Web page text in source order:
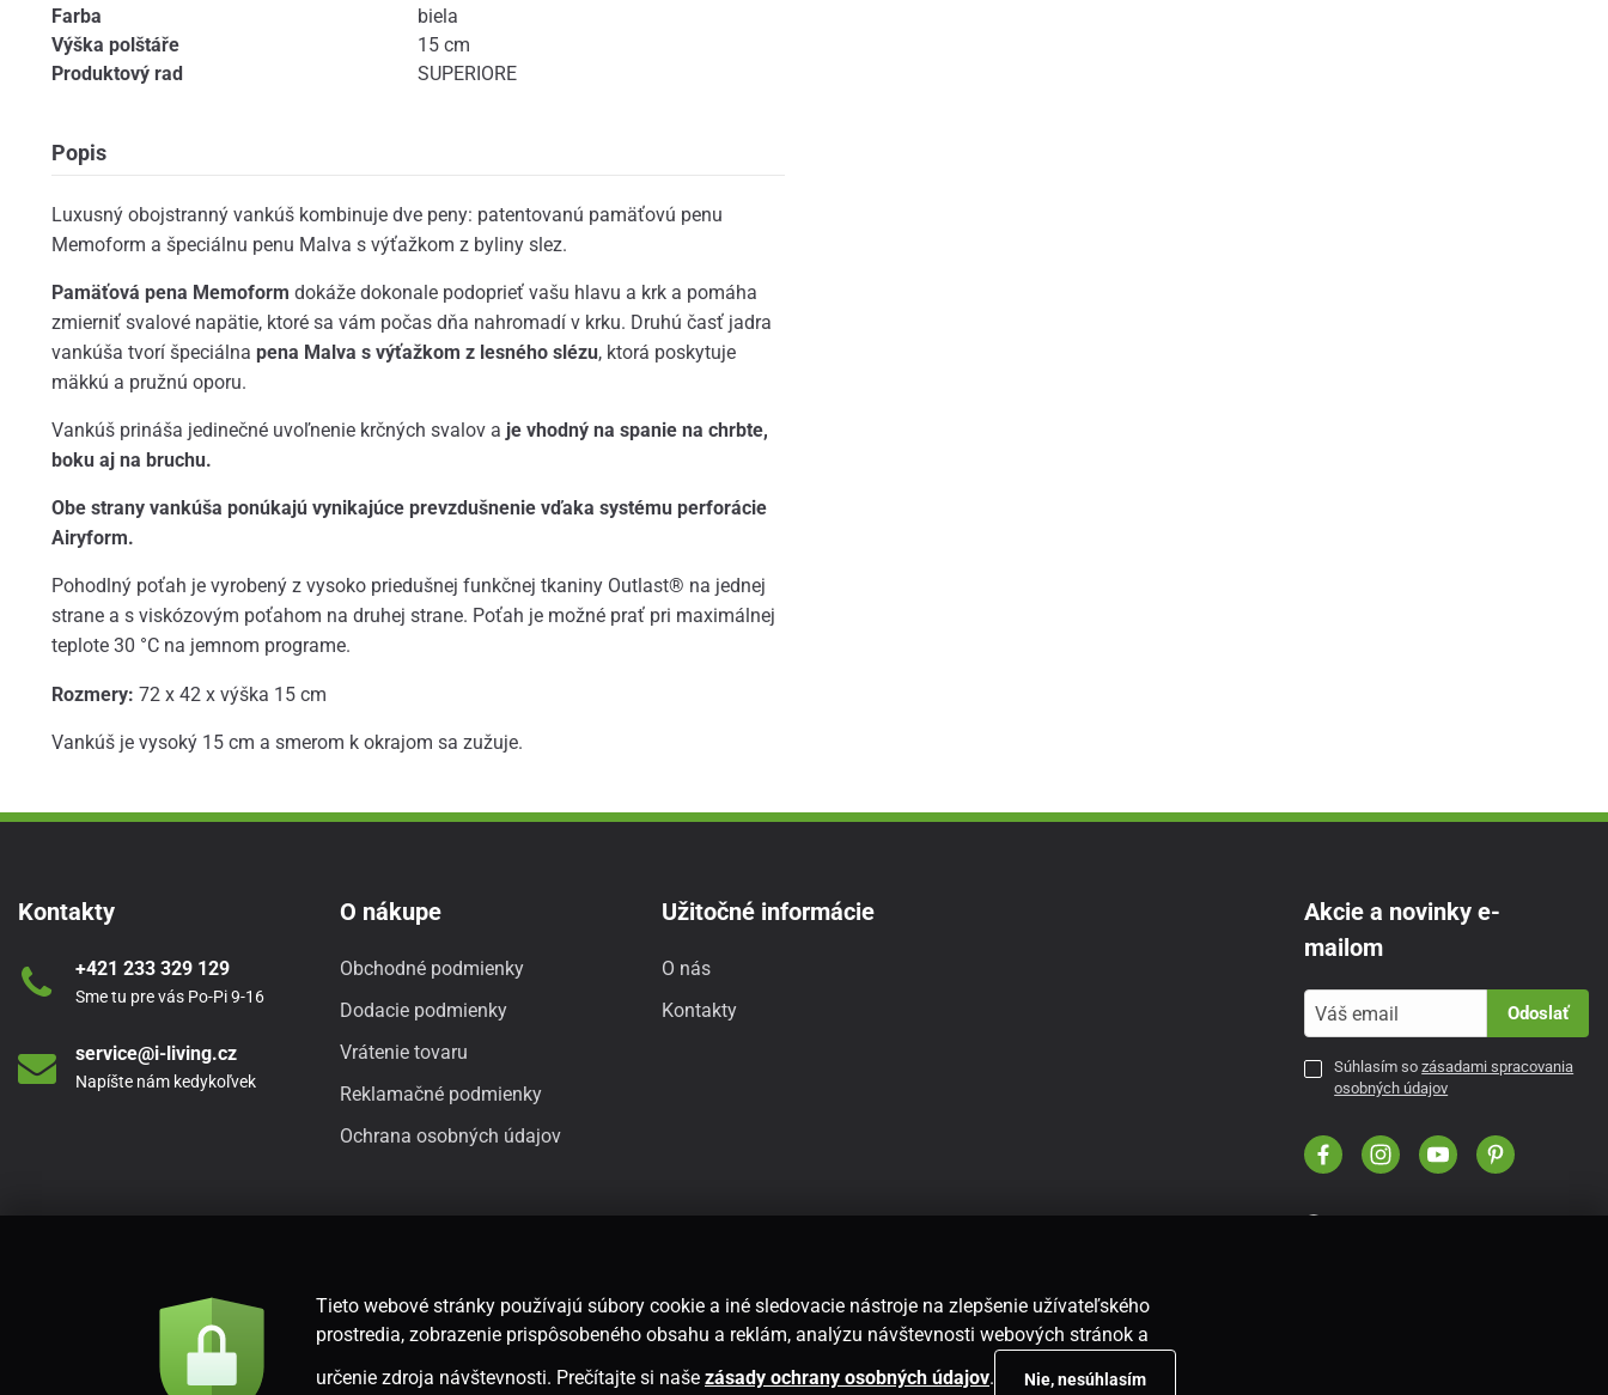
Farba
biela
Výška polštáře
15 cm
Produktový rad
SUPERIORE
Popis
Luxusný obojstranný vankúš kombinuje dve peny: patentovanú pamäťovú penu
Memoform a špeciálnu penu Malva s výťažkom z byliny slez.
Pamäťová pena Memoform dokáže dokonale podoprieť vašu hlavu a krk a pomáha
zmierniť svalové napätie, ktoré sa vám počas dňa nahromadí v krku. Druhú časť jadra
vankúša tvorí špeciálna pena Malva s výťažkom z lesného slézu, ktorá poskytuje
mäkkú a pružnú oporu.
Vankúš prináša jedinečné uvoľnenie krčných svalov a je vhodný na spanie na chrbte,
boku aj na bruchu.
Obe strany vankúša ponúkajú vynikajúce prevzdušnenie vďaka systému perforácie
Airyform.
Pohodlný poťah je vyrobený z vysoko priedušnej funkčnej tkaniny Outlast® na jednej
strane a s viskózovým poťahom na druhej strane. Poťah je možné prať pri maximálnej
teplote 30 °C na jemnom programe.
Rozmery: 72 x 42 x výška 15 cm
Vankúš je vysoký 15 cm a smerom k okrajom sa zužuje.
Kontakty
+421 233 329 129
Sme tu pre vás Po-Pi 9-16
service@i-living.cz
Napíšte nám kedykoľvek
O nákupe
Obchodné podmienky
Dodacie podmienky
Vrátenie tovaru
Reklamačné podmienky
Ochrana osobných údajov
Užitočné informácie
O nás
Kontakty
Akcie a novinky e-
mailom
Odoslať
Súhlasím sozásadami spracovania
osobných údajov
Tieto webové stránky používajú súbory cookie a iné sledovacie nástroje na zlepšenie užívateľského
prostredia, zobrazenie prispôsobeného obsahu a reklám, analýzu návštevnosti webových stránok a
určenie zdroja návštevnosti. Prečítajte si naše zásady ochrany osobných údajov. Nie, nesúhlasím